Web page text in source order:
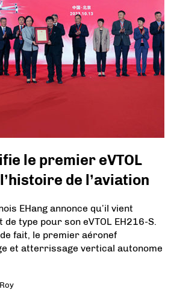
le premier eVTOL
de l’aviation
EHang annonce qu’il vient
type pour son eVTOL EH216-S.
fait, le premier aéronef
et atterrissage vertical autonome